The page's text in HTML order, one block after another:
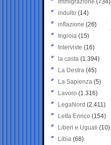
Immigrazione (734)
indulto (14)
inflazione (26)
Ingroia (15)
Interviste (16)
la casta (1.394)
La Destra (45)
La Sapienza (5)
Lavoro (1.316)
LegaNord (2.411)
Letta Enrico (154)
Liberi e Uguali (10)
Libia (68)